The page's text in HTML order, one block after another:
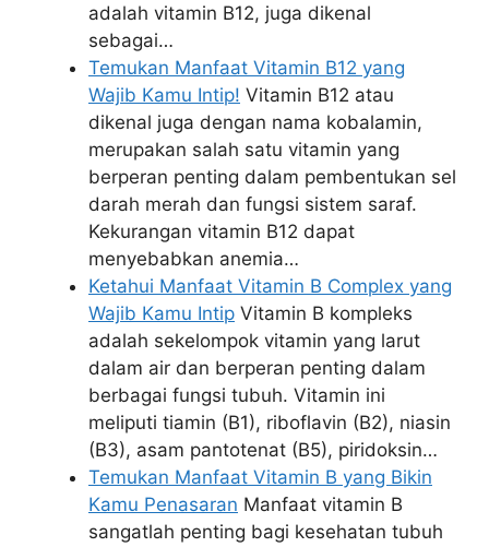
adalah vitamin B12, juga dikenal
sebagai…
Temukan Manfaat Vitamin B12 yang
Wajib Kamu Intip! Vitamin B12 atau
dikenal juga dengan nama kobalamin,
merupakan salah satu vitamin yang
berperan penting dalam pembentukan sel
darah merah dan fungsi sistem saraf.
Kekurangan vitamin B12 dapat
menyebabkan anemia…
Ketahui Manfaat Vitamin B Complex yang
Wajib Kamu Intip Vitamin B kompleks
adalah sekelompok vitamin yang larut
dalam air dan berperan penting dalam
berbagai fungsi tubuh. Vitamin ini
meliputi tiamin (B1), riboflavin (B2), niasin
(B3), asam pantotenat (B5), piridoksin…
Temukan Manfaat Vitamin B yang Bikin
Kamu Penasaran Manfaat vitamin B
sangatlah penting bagi kesehatan tubuh